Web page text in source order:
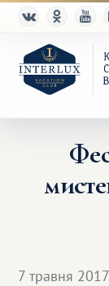
Клуб
7 травня 2017